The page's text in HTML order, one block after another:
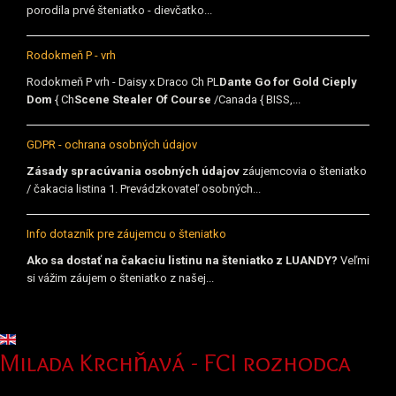
porodila prvé šteniatko - dievčatko...
Rodokmeň P - vrh
Rodokmeň P vrh - Daisy x Draco Ch PLDante Go for Gold Cieply
Dom { ChScene Stealer Of Course /Canada { BISS,...
GDPR - ochrana osobných údajov
Zásady spracúvania osobných údajov záujemcovia o šteniatko
/ čakacia listina 1. Prevádzkovateľ osobných...
Info dotazník pre záujemcu o šteniatko
Ako sa dostať na čakaciu listinu na šteniatko z LUANDY? Veľmi
si vážim záujem o šteniatko z našej...
Vyberte váš jazyk
Milada Krchňavá - FCI rozhodca